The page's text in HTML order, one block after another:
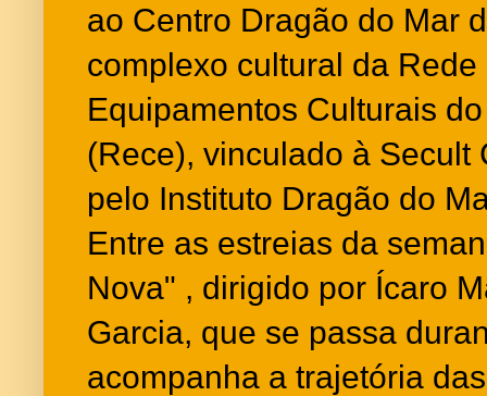
ao Centro Dragão do Mar
complexo cultural da
Equipamentos Culturais
(Rece), vinculado à Secult
pelo Instituto Dragão do
Entre as estreias da
Nova" , dirigido por Ícaro
Garcia, que se passa
acompanha a trajetória